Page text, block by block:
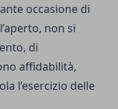
occasione di
non si
di
affidabilità,
l’esercizio delle